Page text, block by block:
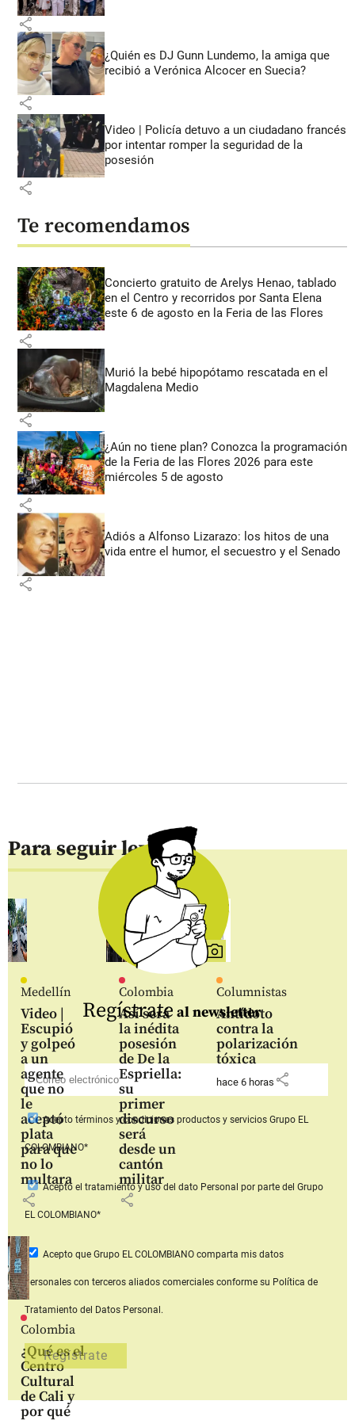
share
¿Quién es DJ Gunn Lundemo, la amiga que
recibió a Verónica Alcocer en Suecia?
share
Video | Policía detuvo a un ciudadano francés
por intentar romper la seguridad de la
posesión
share
Te recomendamos
Concierto gratuito de Arelys Henao, tablado
en el Centro y recorridos por Santa Elena
este 6 de agosto en la Feria de las Flores
share
Murió la bebé hipopótamo rescatada en el
Magdalena Medio
share
¿Aún no tiene plan? Conozca la programación
de la Feria de las Flores 2026 para este
miércoles 5 de agosto
share
Adiós a Alfonso Lizarazo: los hitos de una
vida entre el humor, el secuestro y el Senado
share
Para seguir leyendo
Medellín
Video |
Escupió
y golpeó
a un
agente
que no
le
aceptó
plata
para que
no lo
multara
share
Colombia
Así será
la inédita
posesión
de De la
Espriella:
su
primer
discurso
será
desde un
cantón
militar
share
Columnistas
Antídoto
contra la
polarización
tóxica
hace 6 horas share
Colombia
¿Qué es el
Centro
Cultural
de Cali y
por qué
Regístrate al newsletter
Aceptotérminos y condiciones productos y serviciosGrupo EL
COLOMBIANO*
Acepto el tratamiento y uso del dato Personal por parte del Grupo
EL COLOMBIANO*
Acepto que Grupo EL COLOMBIANOcomparta mis datos
personales con terceros aliados comerciales conforme su Política de
Tratamiento del Datos Personal.